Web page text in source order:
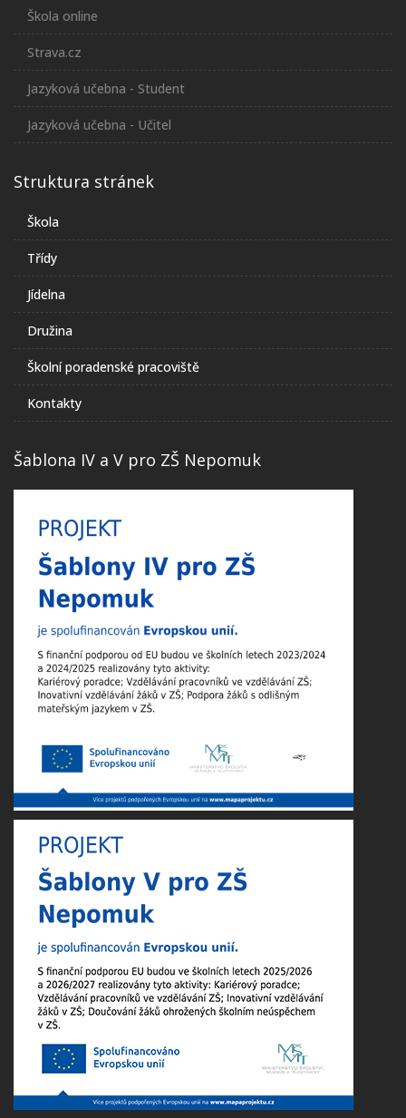
Škola online
Strava.cz
Jazyková učebna - Student
Jazyková učebna - Učitel
Struktura stránek
Škola
Třídy
Jídelna
Družina
Školní poradenské pracoviště
Kontakty
Šablona IV a V pro ZŠ Nepomuk